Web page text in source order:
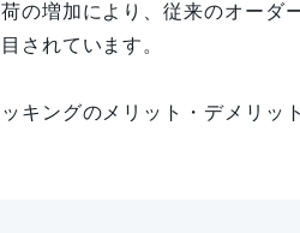
の増加により、従来のオーダ
されています。
キングのメリット・デメリッ